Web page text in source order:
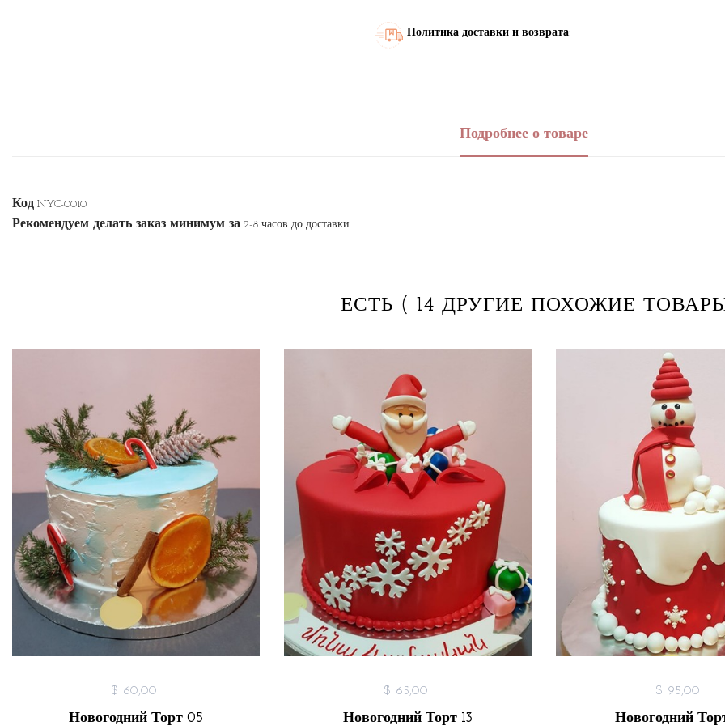
Политика доставки и возврата:
Подробнее о товаре
Код NYC-0010
Рекомендуем делать заказ минимум за 2-8 часов до доставки.
ЕСТЬ ( 14 ДРУГИЕ ПОХОЖИЕ
$ 60,00
Новогодний Торт 05
$ 65,00
Новогодний Торт 13
$ 95,00
Новогодний